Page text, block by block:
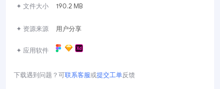
✦ 文件大小 190.2 MB
✦ 资源来源 用户分享
✦ 应用软件
下载遇到问题？可联系客服或提交工单反馈